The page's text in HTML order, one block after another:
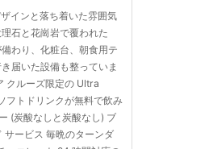
インと落ち着いた雰囲気
石と花崗岩で覆われた
わり、化粧台、朝食用テ
届いた設備も整っていま
クルーズ限定の Ultra
フトドリンクが無料で飲み
(炭酸なしと炭酸なし) ブ
サービス 毎晩のターンダ